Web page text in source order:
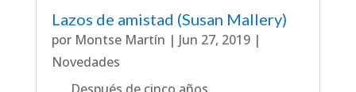
Lazos de amistad (Susan Mallery)
por Montse Martín | Jun 27, 2019|
Novedades